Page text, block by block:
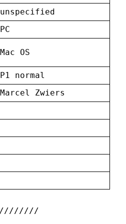
unspecified
PC
Mac OS
P1 normal
Marcel Zwiers